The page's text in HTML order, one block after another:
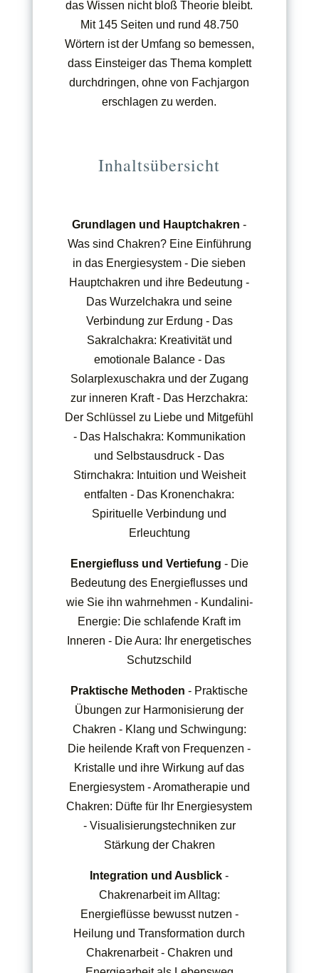
das Wissen nicht bloß Theorie bleibt.
Mit 145 Seiten und rund 48.750
Wörtern ist der Umfang so bemessen,
dass Einsteiger das Thema komplett
durchdringen, ohne von Fachjargon
erschlagen zu werden.
Inhaltsübersicht
Grundlagen und Hauptchakren -
Was sind Chakren? Eine Einführung
in das Energiesystem - Die sieben
Hauptchakren und ihre Bedeutung -
Das Wurzelchakra und seine
Verbindung zur Erdung - Das
Sakralchakra: Kreativität und
emotionale Balance - Das
Solarplexuschakra und der Zugang
zur inneren Kraft - Das Herzchakra:
Der Schlüssel zu Liebe und Mitgefühl
- Das Halschakra: Kommunikation
und Selbstausdruck - Das
Stirnchakra: Intuition und Weisheit
entfalten - Das Kronenchakra:
Spirituelle Verbindung und
Erleuchtung
Energiefluss und Vertiefung - Die
Bedeutung des Energieflusses und
wie Sie ihn wahrnehmen - Kundalini-
Energie: Die schlafende Kraft im
Inneren - Die Aura: Ihr energetisches
Schutzschild
Praktische Methoden - Praktische
Übungen zur Harmonisierung der
Chakren - Klang und Schwingung:
Die heilende Kraft von Frequenzen -
Kristalle und ihre Wirkung auf das
Energiesystem - Aromatherapie und
Chakren: Düfte für Ihr Energiesystem
- Visualisierungstechniken zur
Stärkung der Chakren
Integration und Ausblick -
Chakrenarbeit im Alltag:
Energieflüsse bewusst nutzen -
Heilung und Transformation durch
Chakrenarbeit - Chakren und